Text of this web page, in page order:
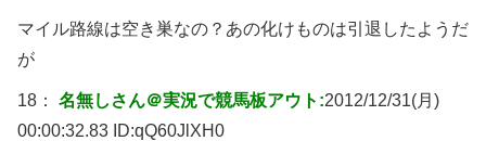
マイル路線は空き巣なの？あの化けものは引退したようだ
が
18： 名無しさん＠実況で競馬板アウト:2012/12/31(月)
00:00:32.83 ID:qQ60JlXH0